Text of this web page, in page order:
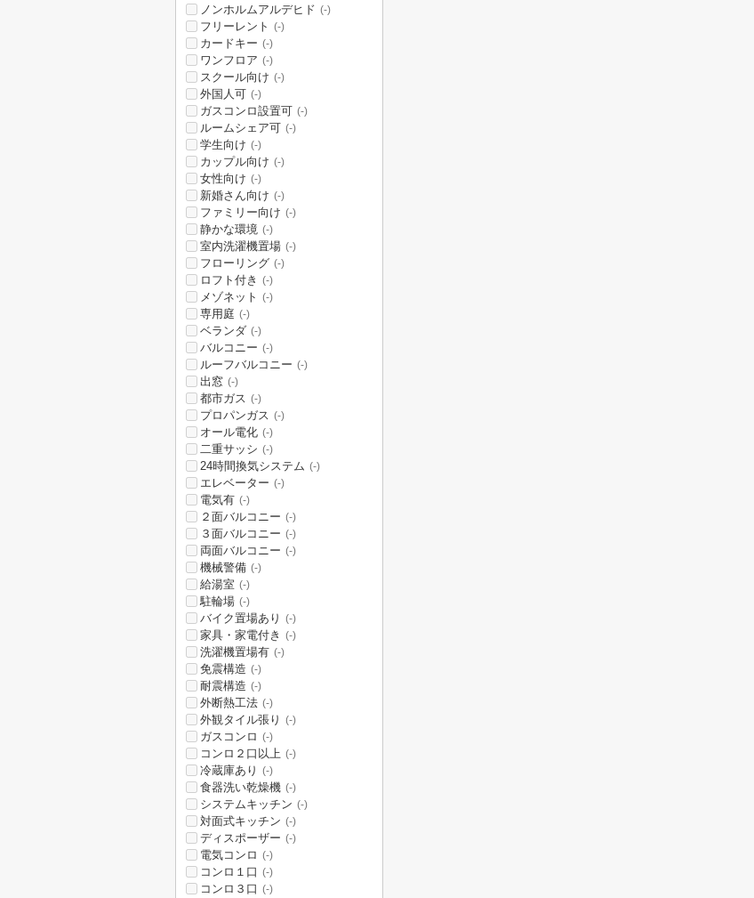
ノンホルムアルデヒド (-)
フリーレント (-)
カードキー (-)
ワンフロア (-)
スクール向け (-)
外国人可 (-)
ガスコンロ設置可 (-)
ルームシェア可 (-)
学生向け (-)
カップル向け (-)
女性向け (-)
新婚さん向け (-)
ファミリー向け (-)
静かな環境 (-)
室内洗濯機置場 (-)
フローリング (-)
ロフト付き (-)
メゾネット (-)
専用庭 (-)
ベランダ (-)
バルコニー (-)
ルーフバルコニー (-)
出窓 (-)
都市ガス (-)
プロパンガス (-)
オール電化 (-)
二重サッシ (-)
24時間換気システム (-)
エレベーター (-)
電気有 (-)
２面バルコニー (-)
３面バルコニー (-)
両面バルコニー (-)
機械警備 (-)
給湯室 (-)
駐輪場 (-)
バイク置場あり (-)
家具・家電付き (-)
洗濯機置場有 (-)
免震構造 (-)
耐震構造 (-)
外断熱工法 (-)
外観タイル張り (-)
ガスコンロ (-)
コンロ２口以上 (-)
冷蔵庫あり (-)
食器洗い乾燥機 (-)
システムキッチン (-)
対面式キッチン (-)
ディスポーザー (-)
電気コンロ (-)
コンロ１口 (-)
コンロ３口 (-)